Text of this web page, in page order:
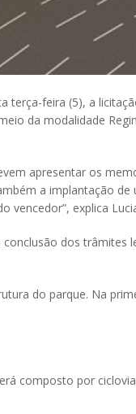
terça-feira (5), a
da modalidade
apresentar os
a implantação
explica
dos
do parque. Na
composto por